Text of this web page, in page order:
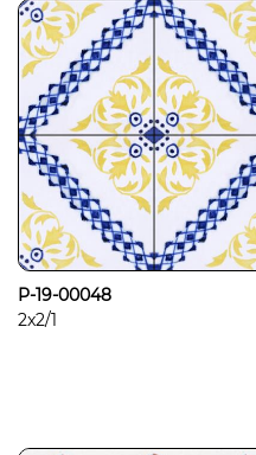
P-19-00048
2x2/1